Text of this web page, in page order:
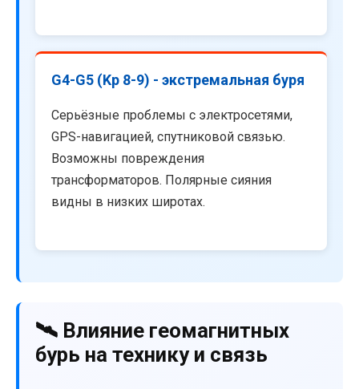
G4-G5 (Kp 8-9) - экстремальная буря
Серьёзные проблемы с электросетями,
GPS-навигацией, спутниковой связью.
Возможны повреждения
трансформаторов. Полярные сияния
видны в низких широтах.
🛰️ Влияние геомагнитных
бурь на технику и связь